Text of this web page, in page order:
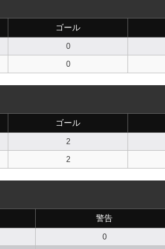
ゴール
0
0
ゴール
2
2
警告
0